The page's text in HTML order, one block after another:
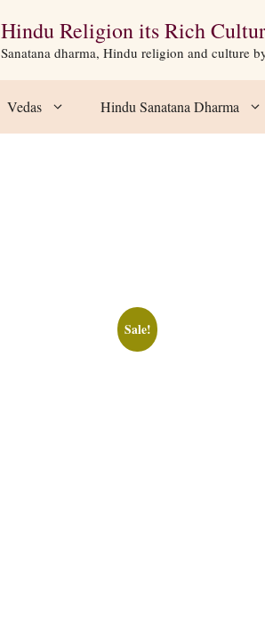
Hindu Religion its Rich
Sanatana dharma, Hindu religion and culture
Vedas Hindu Sanatana Dharma
Sale!